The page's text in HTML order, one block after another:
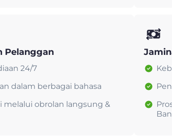
Pelanggan
24/7
dalam berbagai bahasa
melalui obrolan langsung &